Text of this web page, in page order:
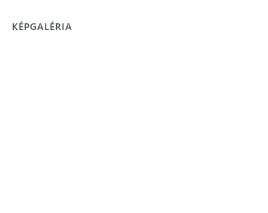
KÉPGALÉRIA